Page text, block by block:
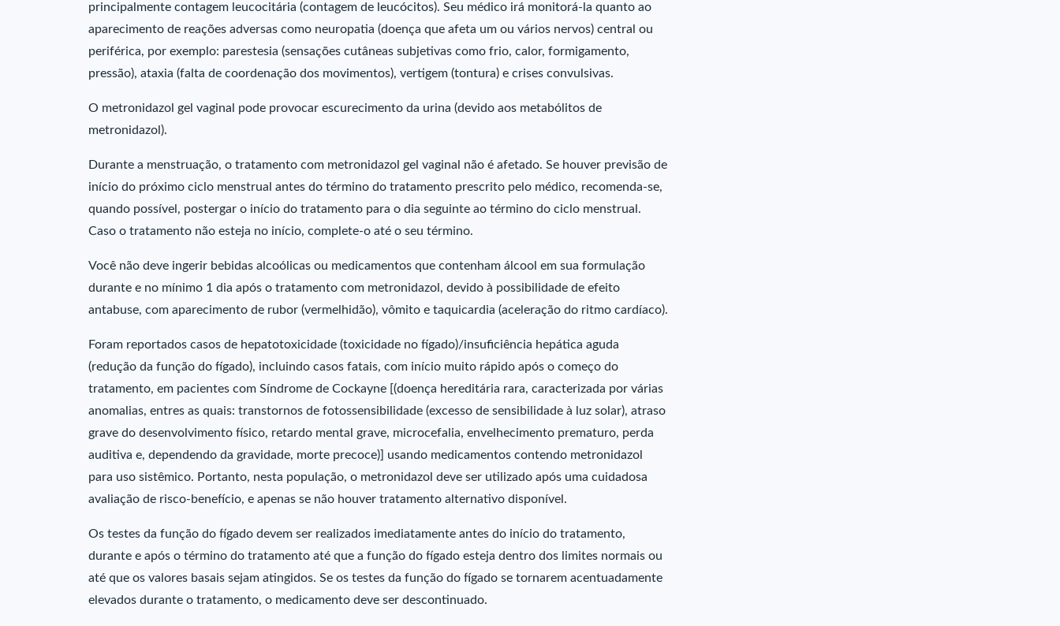
principalmente contagem leucocitária (contagem de leucócitos). Seu médico irá monitorá-la quanto ao
aparecimento de reações adversas como neuropatia (doença que afeta um ou vários nervos) central ou
periférica, por exemplo: parestesia (sensações cutâneas subjetivas como frio, calor, formigamento,
pressão), ataxia (falta de coordenação dos movimentos), vertigem (tontura) e crises convulsivas.
O metronidazol gel vaginal pode provocar escurecimento da urina (devido aos metabólitos de
metronidazol).
Durante a menstruação, o tratamento com metronidazol gel vaginal não é afetado. Se houver previsão de
início do próximo ciclo menstrual antes do término do tratamento prescrito pelo médico, recomenda-se,
quando possível, postergar o início do tratamento para o dia seguinte ao término do ciclo menstrual.
Caso o tratamento não esteja no início, complete-o até o seu término.
Você não deve ingerir bebidas alcoólicas ou medicamentos que contenham álcool em sua formulação
durante e no mínimo 1 dia após o tratamento com metronidazol, devido à possibilidade de efeito
antabuse, com aparecimento de rubor (vermelhidão), vômito e taquicardia (aceleração do ritmo cardíaco).
Foram reportados casos de hepatotoxicidade (toxicidade no fígado)/insuficiência hepática aguda
(redução da função do fígado), incluindo casos fatais, com início muito rápido após o começo do
tratamento, em pacientes com Síndrome de Cockayne [(doença hereditária rara, caracterizada por várias
anomalias, entres as quais: transtornos de fotossensibilidade (excesso de sensibilidade à luz solar), atraso
grave do desenvolvimento físico, retardo mental grave, microcefalia, envelhecimento prematuro, perda
auditiva e, dependendo da gravidade, morte precoce)] usando medicamentos contendo metronidazol
para uso sistêmico. Portanto, nesta população, o metronidazol deve ser utilizado após uma cuidadosa
avaliação de risco-benefício, e apenas se não houver tratamento alternativo disponível.
Os testes da função do fígado devem ser realizados imediatamente antes do início do tratamento,
durante e após o término do tratamento até que a função do fígado esteja dentro dos limites normais ou
até que os valores basais sejam atingidos. Se os testes da função do fígado se tornarem acentuadamente
elevados durante o tratamento, o medicamento deve ser descontinuado.